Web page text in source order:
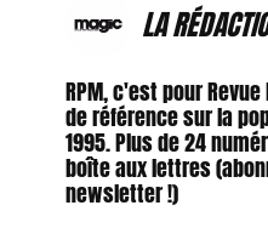
LA
RPM, c'est pour
de référence sur la
1995. Plus de 24
boîte aux lettres
newsletter !)